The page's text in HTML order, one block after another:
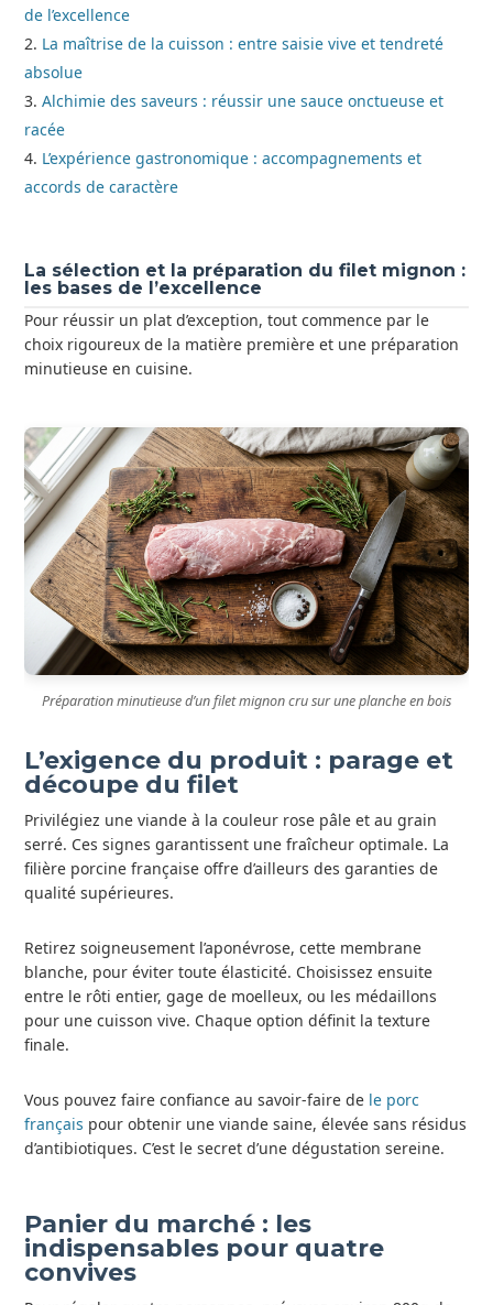
de l’excellence
La maîtrise de la cuisson : entre saisie vive et tendreté
absolue
Alchimie des saveurs : réussir une sauce onctueuse et
racée
L’expérience gastronomique : accompagnements et
accords de caractère
La sélection et la préparation du filet mignon :
les bases de l’excellence
Pour réussir un plat d’exception, tout commence par le
choix rigoureux de la matière première et une préparation
minutieuse en cuisine.
Préparation minutieuse d’un filet mignon cru sur une planche en bois
L’exigence du produit : parage et
découpe du filet
Privilégiez une viande à la couleur rose pâle et au grain
serré. Ces signes garantissent une fraîcheur optimale. La
filière porcine française offre d’ailleurs des garanties de
qualité supérieures.
Retirez soigneusement l’aponévrose, cette membrane
blanche, pour éviter toute élasticité. Choisissez ensuite
entre le rôti entier, gage de moelleux, ou les médaillons
pour une cuisson vive. Chaque option définit la texture
finale.
Vous pouvez faire confiance au savoir-faire de le porc
français pour obtenir une viande saine, élevée sans résidus
d’antibiotiques. C’est le secret d’une dégustation sereine.
Panier du marché : les
indispensables pour quatre
convives